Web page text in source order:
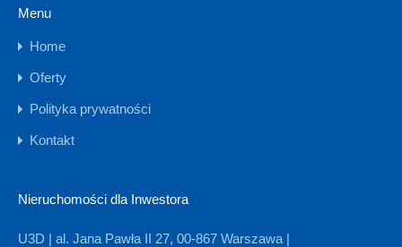
Menu
Home
Oferty
Polityka prywatności
Kontakt
Nieruchomości dla Inwestora
U3D | al. Jana Pawła II 27, 00-867 Warszawa |